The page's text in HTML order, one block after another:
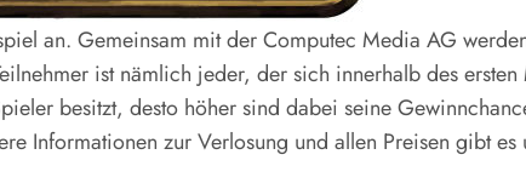
an. Gemeinsam mit der Computec Media AG
ist nämlich jeder, der sich innerhalb des
besitzt, desto höher sind dabei seine
Informationen zur Verlosung und allen Preisen gibt es